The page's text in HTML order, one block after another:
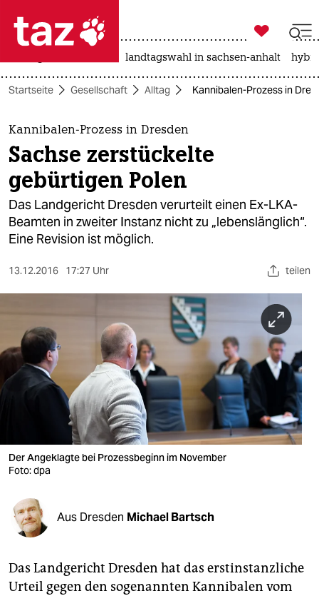
 taz zahl ich
taz zahl ich
themen
politik
öko
gesellschaft
sport
berlin
nord
wahrheit
verlag
veranstaltungen
shop
fragen & hilfe
unterstützen
abo

taz zahl ich
landtagswahl in sachsen-anhalt
Startseite Gesellschaft Alltag Kannibalen-Prozess in
Kannibalen-Prozess in Dresden
Sachse zerstückelte
gebürtigen Polen
Das Landgericht Dresden verurteilt einen Ex-LKA-
Beamten in zweiter Instanz nicht zu „lebenslänglich“.
Eine Revision ist möglich.
13.12.2016 17:27 Uhr teilen
Der Angeklagte bei Prozessbeginn im November
Foto: dpa
Aus Dresden Michael Bartsch
Das Landgericht Dresden hat das erstinstanzliche
Urteil gegen den sogenannten Kannibalen vom